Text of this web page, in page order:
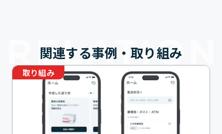
関連する事例・取り組み
取り組み